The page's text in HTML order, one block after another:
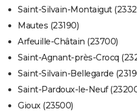
Saint-Silvain-Montaigut
Mautes (23190)
Arfeuille-Châtain (23700)
Saint-Agnant-près-Crocq
Saint-Silvain-Bellegarde
Saint-Pardoux-le-Neuf
Gioux (23500)